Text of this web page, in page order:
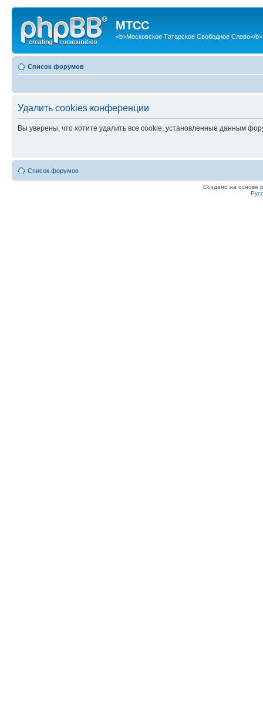
МТСС
<b>Московское Татарское Свободное Слово</b>
Список форумов
Удалить cookies конференции
Вы уверены, что хотите удалить все cookie, установленные данным
Список форумов
Создано на основе